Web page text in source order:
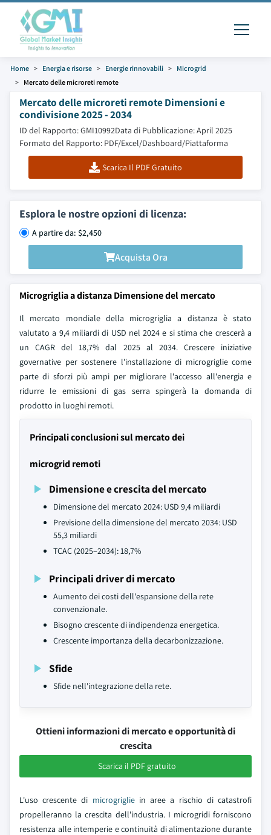
Home Energia e risorse Energie rinnovabili
Microgrid
Mercato delle microreti remote
Mercato delle microreti remote Dimensioni e
condivisione 2025 - 2034
ID del Rapporto: GMI10992Data di Pubblicazione: April 2025
Formato del Rapporto: PDF/Excel/Dashboard/Piattaforma
Scarica Il PDF Gratuito
Esplora le nostre opzioni di licenza:
A partire da: $2,450
Acquista Ora
Microgriglia a distanza Dimensione del mercato
Il mercato mondiale della microgriglia a distanza è stato
valutato a 9,4 miliardi di USD nel 2024 e si stima che crescerà a
un CAGR del 18,7% dal 2025 al 2034. Crescere iniziative
governative per sostenere l'installazione di microgriglie come
parte di sforzi più ampi per migliorare l'accesso all'energia e
ridurre le emissioni di gas serra spingerà la domanda di
prodotto in luoghi remoti.
Principali conclusioni sul mercato dei
microgrid remoti
Dimensione e crescita del mercato
Dimensione del mercato 2024: USD 9,4 miliardi
Previsione della dimensione del mercato 2034: USD
55,3 miliardi
TCAC (2025–2034): 18,7%
Principali driver di mercato
Aumento dei costi dell'espansione della rete
convenzionale.
Bisogno crescente di indipendenza energetica.
Crescente importanza della decarbonizzazione.
Sfide
Sfide nell'integrazione della rete.
Ottieni informazioni di mercato e opportunità di
crescita
Scarica il PDF gratuito
L'uso crescente di microgrigliein aree a rischio di catastrofi
propelleranno la crescita dell'industria. I microgridi forniscono
resistenza alle intemperie e continuità di alimentazione durante